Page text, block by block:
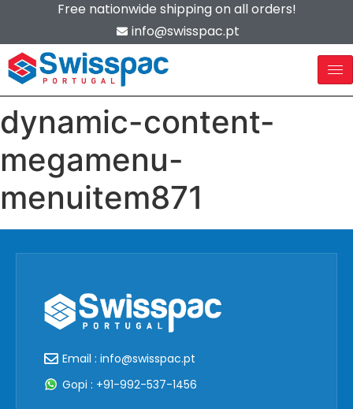
Free nationwide shipping on all orders!
info@swisspac.pt
dynamic-content-
megamenu-
menuitem871
Email : info@swisspac.pt
Gopi : +91-992-537-1456